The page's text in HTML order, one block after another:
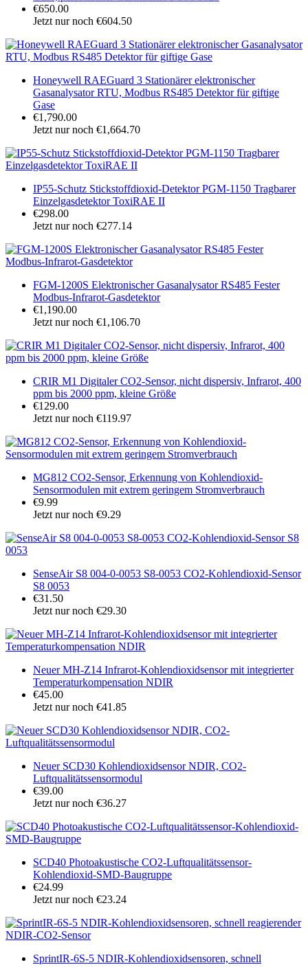
€650.00
Jetzt nur noch €604.50
Honeywell RAEGuard 3 Stationärer elektronischer
Gasanalysator RTU, Modbus RS485 Detektor für giftige
Gase
€1,790.00
Jetzt nur noch €1,664.70
IP55-Schutz Stickstoffdioxid-Detektor PGM-1150 Tragbarer
Einzelgasdetektor ToxiRAE II
€298.00
Jetzt nur noch €277.14
FGM-1200S Elektronischer Gasanalysator RS485 Fester
Modbus-Infrarot-Gasdetektor
€1,190.00
Jetzt nur noch €1,106.70
CRIR M1 Digitaler CO2-Sensor, nicht dispersiv, Infrarot, 400
ppm bis 2000 ppm, kleine Größe
€129.00
Jetzt nur noch €119.97
MG812 CO2-Sensor, Erkennung von Kohlendioxid-
Sensormodulen mit extrem geringem Stromverbrauch
€9.99
Jetzt nur noch €9.29
SenseAir S8 004-0-0053 S8-0053 CO2-Kohlendioxid-Sensor
S8 0053
€31.50
Jetzt nur noch €29.30
Neuer MH-Z14 Infrarot-Kohlendioxidsensor mit integrierter
Temperaturkompensation NDIR
€45.00
Jetzt nur noch €41.85
Neuer SCD30 Kohlendioxidsensor NDIR, CO2-
Luftqualitätssensormodul
€39.00
Jetzt nur noch €36.27
SCD40 Photoakustische CO2-Luftqualitätssensor-
Kohlendioxid-SMD-Baugruppe
€24.99
Jetzt nur noch €23.24
SprintIR-6S-5 NDIR-Kohlendioxidsensoren, schnell